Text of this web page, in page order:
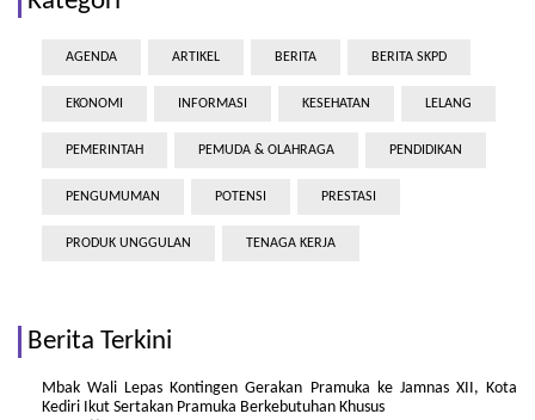
AGENDA ARTIKEL BERITA BERITA SKPD
EKONOMI INFORMASI KESEHATAN LELANG
PEMERINTAH PEMUDA & OLAHRAGA PENDIDIKAN
PENGUMUMAN POTENSI PRESTASI
PRODUK UNGGULAN TENAGA KERJA
Berita Terkini
Mbak Wali Lepas Kontingen Gerakan Pramuka ke Jamnas XII, Kota
Kediri Ikut Sertakan Pramuka Berkebutuhan Khusus